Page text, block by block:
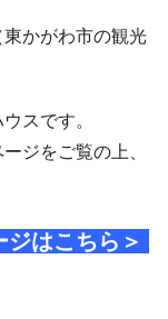
かがわ市の観光
スです。
ジをご覧の上、
はこちら＞